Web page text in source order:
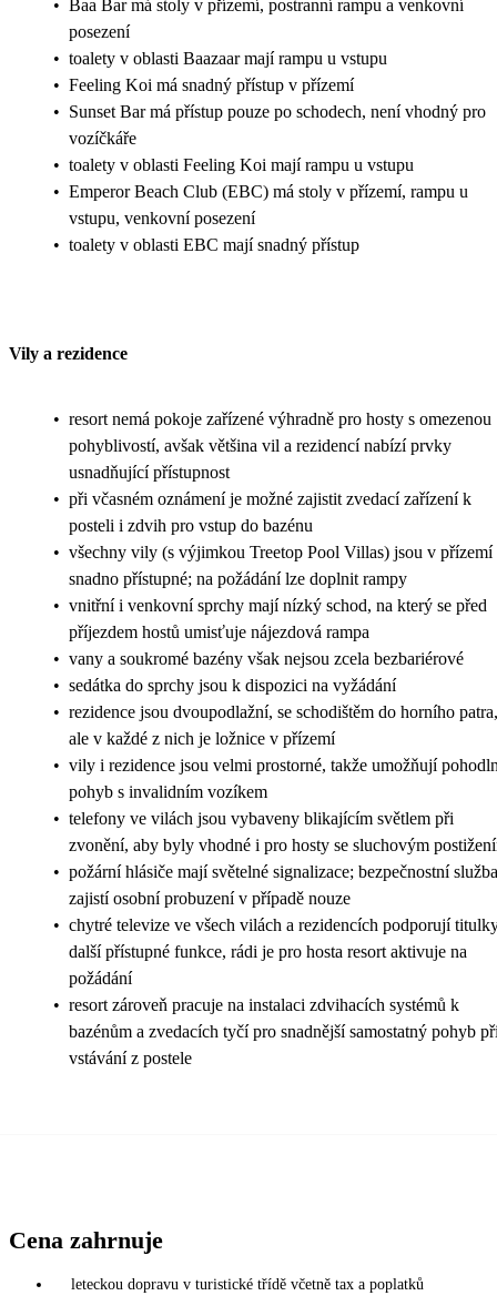
•
Baa Bar má stoly v přízemí, postranní rampu a venkovní
posezení
• toalety v oblasti Baazaar mají rampu u vstupu
• Feeling Koi má snadný přístup v přízemí
• Sunset Bar má přístup pouze po schodech, není vhodný pro
vozíčkáře
• toalety v oblasti Feeling Koi mají rampu u vstupu
• Emperor Beach Club (EBC) má stoly v přízemí, rampu u
vstupu, venkovní posezení
• toalety v oblasti EBC mají snadný přístup
Vily a rezidence
• resort nemá pokoje zařízené výhradně pro hosty s omezenou
pohyblivostí, avšak většina vil a rezidencí nabízí prvky
usnadňující přístupnost
• při včasném oznámení je možné zajistit zvedací zařízení k
posteli i zdvih pro vstup do bazénu
• všechny vily (s výjimkou Treetop Pool Villas) jsou v přízemí
snadno přístupné; na požádání lze doplnit rampy
• vnitřní i venkovní sprchy mají nízký schod, na který se před
příjezdem hostů umisťuje nájezdová rampa
• vany a soukromé bazény však nejsou zcela bezbariérové
• sedátka do sprchy jsou k dispozici na vyžádání
• rezidence jsou dvoupodlažní, se schodištěm do horního patra,
ale v každé z nich je ložnice v přízemí
• vily i rezidence jsou velmi prostorné, takže umožňují
pohyb s invalidním vozíkem
• telefony ve vilách jsou vybaveny blikajícím světlem při
zvonění, aby byly vhodné i pro hosty se sluchovým
• požární hlásiče mají světelné signalizace; bezpečnostní služba
zajistí osobní probuzení v případě nouze
• chytré televize ve všech vilách a rezidencích podporují
další přístupné funkce, rádi je pro hosta resort aktivuje na
požádání
• resort zároveň pracuje na instalaci zdvihacích systémů k
bazénům a zvedacích tyčí pro snadnější samostatný pohyb
vstávání z postele
Cena zahrnuje
leteckou dopravu v turistické třídě včetně tax a poplatků